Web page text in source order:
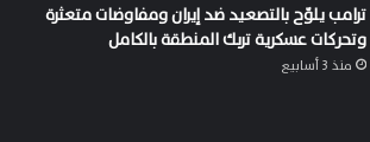
ترامب يلوّح بالتصعيد ضد إيران ومفاوضات متعثرة
وتحركات عسكرية تربك المنطقة بالكامل
منذ 3 أسابيع